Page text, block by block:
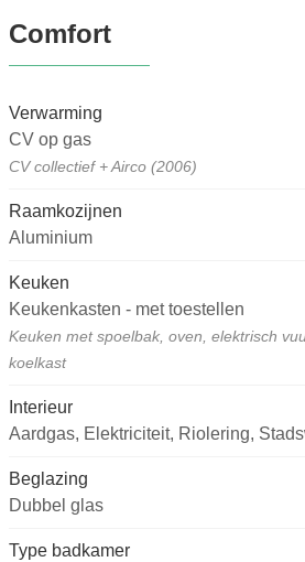
Comfort
Verwarming
CV op gas
CV collectief + Airco (2006)
Raamkozijnen
Aluminium
Keuken
Keukenkasten - met toestellen
Keuken met spoelbak, oven, elektrisch
koelkast
Interieur
Aardgas, Elektriciteit, Riolering,
Beglazing
Dubbel glas
Type badkamer